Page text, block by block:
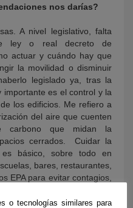
nos darías?
A nivel legislativo, falta
ley o real decreto de
actuar y cuándo hay que
la movilidad o disminuir
legislado ya, tras la
importante es el control y la
los edificios. Me refiero a
del aire que cuenten
carbono que midan la
cerrados. Cuidar la
básico, sobre todo en
bares, restaurantes,
EPA para evitar contagios,
es una de las medidas de
o tecnologías similares para